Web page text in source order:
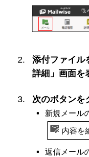
添付ファイル
詳細」画面を
次のボタンを
新規メール
内容を
返信メール